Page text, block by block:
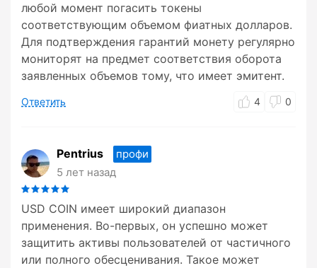
любой момент погасить токены
соответствующим объемом фиатных долларов.
Для подтверждения гарантий монету регулярно
мониторят на предмет соответствия оборота
заявленных объемов тому, что имеет эмитент.
Ответить 4 0
Pentrius
профи
5 лет назад
USD COIN имеет широкий диапазон
применения. Во-первых, он успешно может
защитить активы пользователей от частичного
или полного обесценивания. Такое может